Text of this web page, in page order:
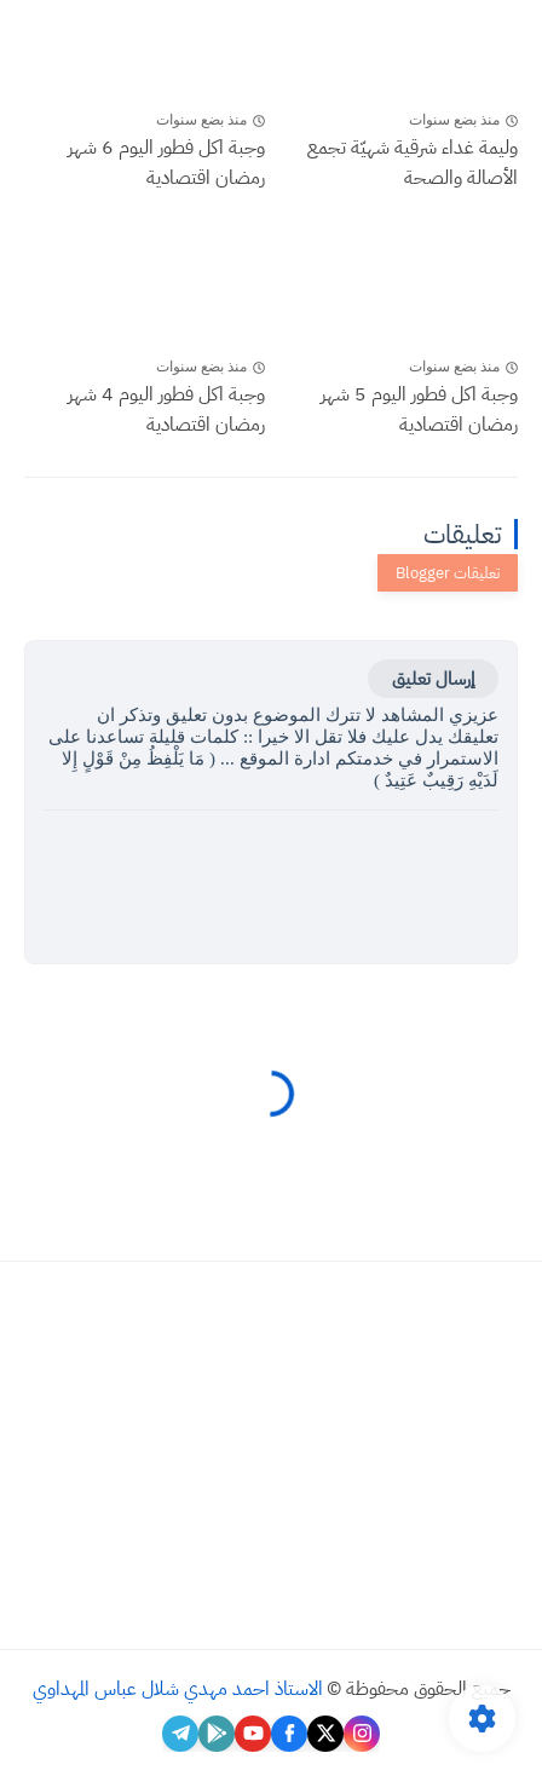
منذ بضع سنوات
وليمة غداء شرقية شهيّة تجمع
الأصالة والصحة
منذ بضع سنوات
وجبة اكل فطور اليوم 6 شهر
رمضان اقتصادية
منذ بضع سنوات
وجبة اكل فطور اليوم 5 شهر
رمضان اقتصادية
منذ بضع سنوات
وجبة اكل فطور اليوم 4 شهر
رمضان اقتصادية
تعليقات
إرسال تعليق
عزيزي المشاهد لا تترك الموضوع بدون تعليق وتذكر ان
تعليقك يدل عليك فلا تقل الا خيرا :: كلمات قليلة تساعدنا على
الاستمرار في خدمتكم ادارة الموقع ... ( مَا يَلْفِظُ مِنْ قَوْلٍ إِلا
لَدَيْهِ رَقِيبٌ عَتِيدٌ )
جميع الحقوق محفوظة © الاستاذ احمد مهدي شلال عباس المهداوي